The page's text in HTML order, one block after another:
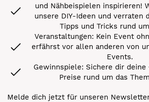
und Nähbeispielen inspirieren!
unsere DIY-Ideen und verraten
Tipps und Tricks rund
Veranstaltungen: Kein Event
erfährst vor allen anderen von
Events.
Gewinnspiele: Sichere dir deine
Preise rund um das
Melde dich jetzt für unseren